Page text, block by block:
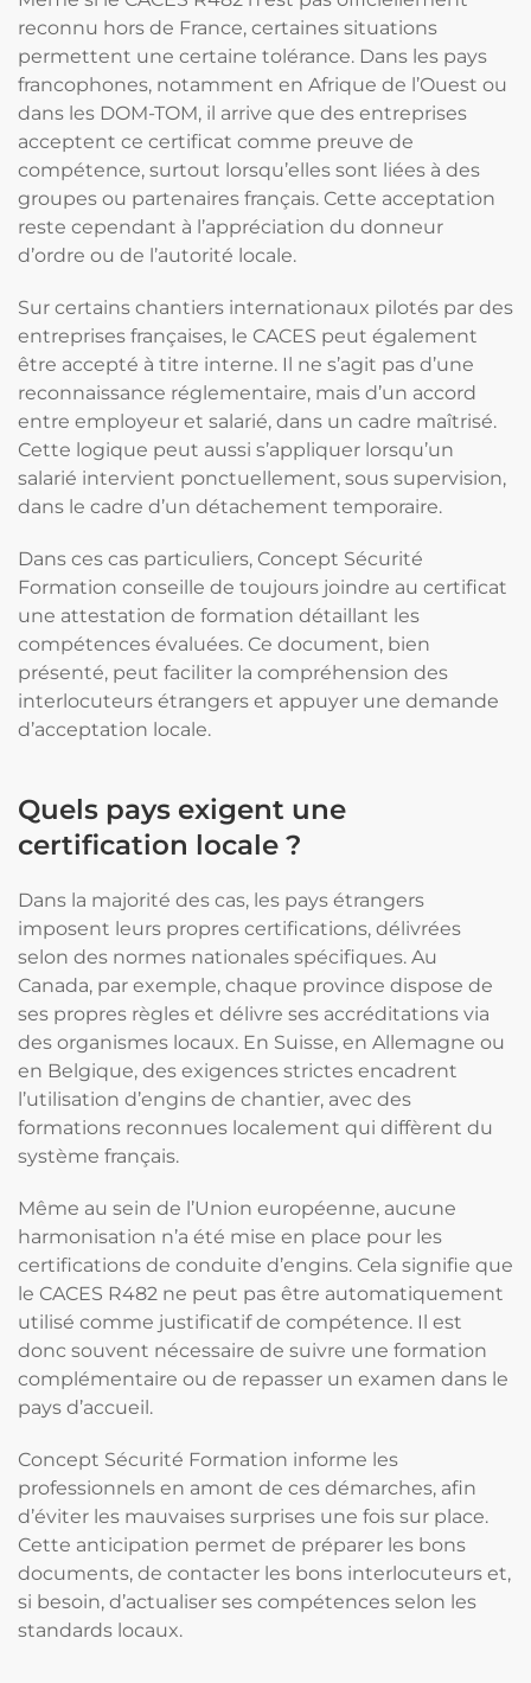
reconnu hors de France, certaines situations
permettent une certaine tolérance. Dans les pays
francophones, notamment en Afrique de l’Ouest ou
dans les DOM-TOM, il arrive que des entreprises
acceptent ce certificat comme preuve de
compétence, surtout lorsqu’elles sont liées à des
groupes ou partenaires français. Cette acceptation
reste cependant à l’appréciation du donneur
d’ordre ou de l’autorité locale.
Sur certains chantiers internationaux pilotés par des
entreprises françaises, le CACES peut également
être accepté à titre interne. Il ne s’agit pas d’une
reconnaissance réglementaire, mais d’un accord
entre employeur et salarié, dans un cadre maîtrisé.
Cette logique peut aussi s’appliquer lorsqu’un
salarié intervient ponctuellement, sous supervision,
dans le cadre d’un détachement temporaire.
Dans ces cas particuliers, Concept Sécurité
Formation conseille de toujours joindre au certificat
une attestation de formation détaillant les
compétences évaluées. Ce document, bien
présenté, peut faciliter la compréhension des
interlocuteurs étrangers et appuyer une demande
d’acceptation locale.
Quels pays exigent une
certification locale ?
Dans la majorité des cas, les pays étrangers
imposent leurs propres certifications, délivrées
selon des normes nationales spécifiques. Au
Canada, par exemple, chaque province dispose de
ses propres règles et délivre ses accréditations via
des organismes locaux. En Suisse, en Allemagne ou
en Belgique, des exigences strictes encadrent
l’utilisation d’engins de chantier, avec des
formations reconnues localement qui diffèrent du
système français.
Même au sein de l’Union européenne, aucune
harmonisation n’a été mise en place pour les
certifications de conduite d’engins. Cela signifie que
le CACES R482 ne peut pas être automatiquement
utilisé comme justificatif de compétence. Il est
donc souvent nécessaire de suivre une formation
complémentaire ou de repasser un examen dans le
pays d’accueil.
Concept Sécurité Formation informe les
professionnels en amont de ces démarches, afin
d’éviter les mauvaises surprises une fois sur place.
Cette anticipation permet de préparer les bons
documents, de contacter les bons interlocuteurs et,
si besoin, d’actualiser ses compétences selon les
standards locaux.